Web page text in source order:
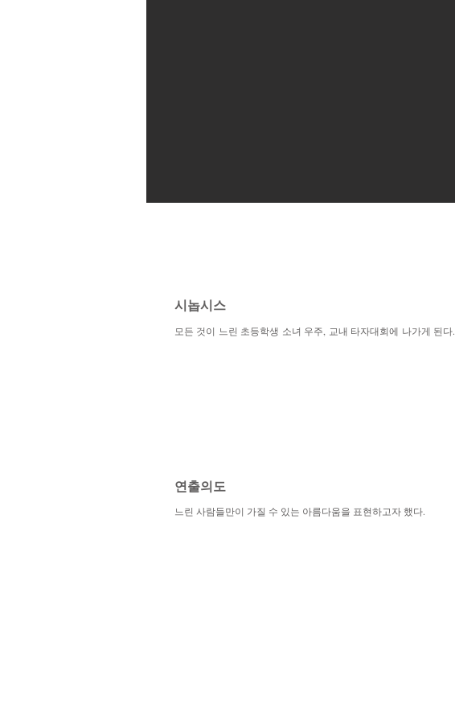
시놉시스
모든 것이 느린 초등학생 소녀 우주, 교내 타자대회에 나가게 된다.
​연출의도
느린 사람들만이 가질 수 있는 아름다움을 표현하고자 했다.